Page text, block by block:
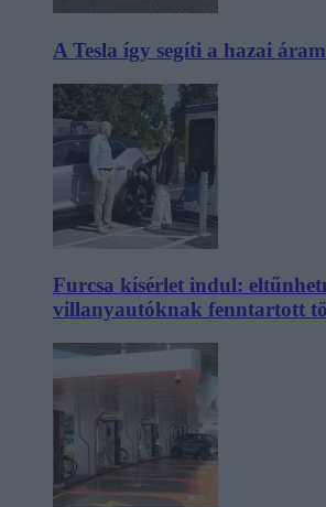
A Tesla így segíti a hazai
Furcsa kísérlet indul:
villanyautóknak fenntartott